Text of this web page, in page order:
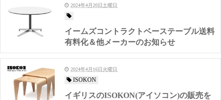
2024年4月20日土曜日
イームズコントラクトベーステーブル送料
有料化＆他メーカーのお知らせ
2024年4月16日火曜日
ISOKON
イギリスのISOKON(アイソコン)の販売を